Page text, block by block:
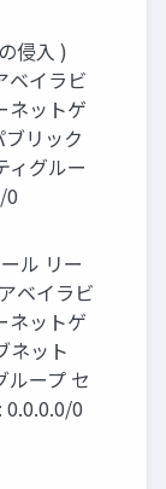
侵入 )
ベイラビ
ネットゲ
リック
ィグルー
0
ル リー
ベイラビ
ネットゲ
ネット
ループ セ
0.0.0.0/0